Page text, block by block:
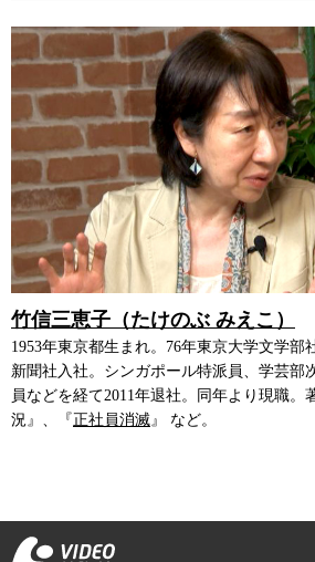
竹信三恵子（たけのぶ みえこ）
1953年東京都生まれ。76年東京大学文学部
新聞社入社。シンガポール特派員、学芸部
員などを経て2011年退社。同年より現職。
況』、『 正社員消滅』 など。